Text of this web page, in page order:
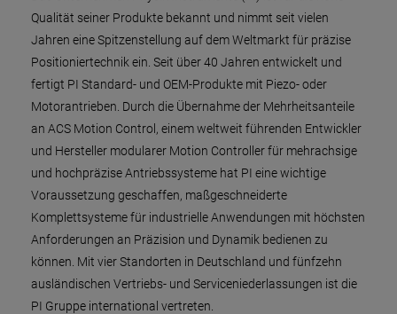
Qualität seiner Produkte bekannt und nimmt seit vielen
Jahren eine Spitzenstellung auf dem Weltmarkt für präzise
Positioniertechnik ein. Seit über 40 Jahren entwickelt und
fertigt PI Standard- und OEM-Produkte mit Piezo- oder
Motorantrieben. Durch die Übernahme der Mehrheitsanteile
an ACS Motion Control, einem weltweit führenden Entwickler
und Hersteller modularer Motion Controller für mehrachsige
und hochpräzise Antriebssysteme hat PI eine wichtige
Voraussetzung geschaffen, maßgeschneiderte
Komplettsysteme für industrielle Anwendungen mit höchsten
Anforderungen an Präzision und Dynamik bedienen zu
können. Mit vier Standorten in Deutschland und fünfzehn
ausländischen Vertriebs- und Serviceniederlassungen ist die
PI Gruppe international vertreten.